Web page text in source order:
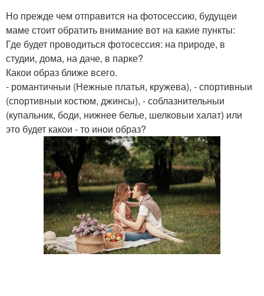
Но прежде чем отправится на фотосессию, будущеи
маме стоит обратить внимание вот на какие пункты:
Где будет проводиться фотосессия: на природе, в
студии, дома, на даче, в парке?
Какои образ ближе всего.
- романтичныи (Нежные платья, кружева), - спортивныи
(спортивныи костюм, джинсы), - соблазнительныи
(купальник, боди, нижнее белье, шелковыи халат) или
это будет какои - то инои образ?